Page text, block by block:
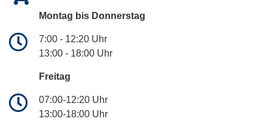
Montag bis Donnerstag
7:00 - 12:20 Uhr
13:00 - 18:00 Uhr
Freitag
07:00-12:20 Uhr
13:00-18:00 Uhr